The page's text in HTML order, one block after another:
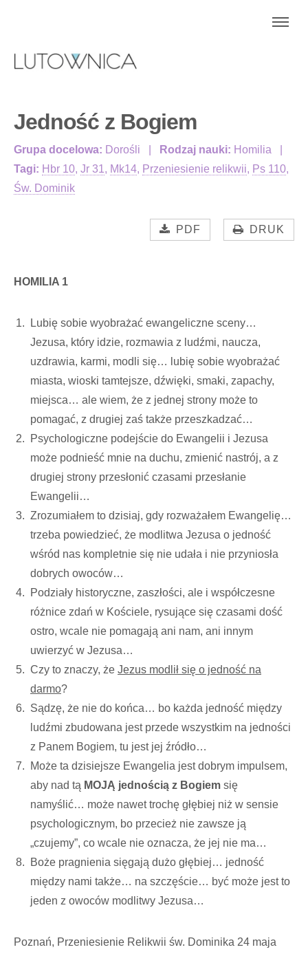
Jedność z Bogiem
Grupa docelowa: Dorośli Rodzaj nauki: Homilia
Tagi: Hbr 10, Jr 31, Mk14, Przeniesienie relikwii, Ps 110,
Św. Dominik
PDF DRUK
HOMILIA 1
Lubię sobie wyobrażać ewangeliczne sceny…
Jezusa, który idzie, rozmawia z ludźmi, naucza,
uzdrawia, karmi, modli się… lubię sobie wyobrażać
miasta, wioski tamtejsze, dźwięki, smaki, zapachy,
miejsca… ale wiem, że z jednej strony może to
pomagać, z drugiej zaś także przeszkadzać…
Psychologiczne podejście do Ewangelii i Jezusa
może podnieść mnie na duchu, zmienić nastrój, a z
drugiej strony przesłonić czasami przesłanie
Ewangelii…
Zrozumiałem to dzisiaj, gdy rozważałem Ewangelię…
trzeba powiedzieć, że modlitwa Jezusa o jedność
wśród nas kompletnie się nie udała i nie przyniosła
dobrych owoców…
Podziały historyczne, zaszłości, ale i współczesne
różnice zdań w Kościele, rysujące się czasami dość
ostro, wcale nie pomagają ani nam, ani innym
uwierzyć w Jezusa…
Czy to znaczy, że Jezus modlił się o jedność na
darmo?
Sądzę, że nie do końca… bo każda jedność między
ludźmi zbudowana jest przede wszystkim na jedności
z Panem Bogiem, tu jest jej źródło…
Może ta dzisiejsze Ewangelia jest dobrym impulsem,
aby nad tą MOJĄ jednością z Bogiem się
namyślić… może nawet trochę głębiej niż w sensie
psychologicznym, bo przecież nie zawsze ją
„czujemy”, co wcale nie oznacza, że jej nie ma…
Boże pragnienia sięgają dużo głębiej… jedność
między nami także… na szczęście… być może jest to
jeden z owoców modlitwy Jezusa…
Poznań, Przeniesienie Relikwii św. Dominika 24 maja